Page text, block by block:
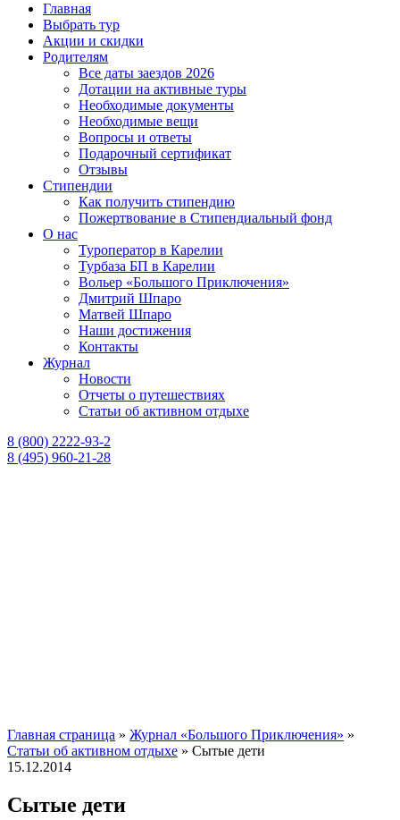
Главная
Выбрать тур
Акции и скидки
Родителям
Все даты заездов 2026
Дотации на активные туры
Необходимые документы
Необходимые вещи
Вопросы и ответы
Подарочный сертификат
Отзывы
Стипендии
Как получить стипендию
Пожертвование в Стипендиальный фонд
О нас
Туроператор в Карелии
Турбаза БП в Карелии
Вольер «Большого Приключения»
Дмитрий Шпаро
Матвей Шпаро
Наши достижения
Контакты
Журнал
Новости
Отчеты о путешествиях
Статьи об активном отдыхе
8 (800) 2222-93-2
8 (495) 960-21-28
Главная страница » Журнал «Большого Приключения» »
Статьи об активном отдыхе » Сытые дети
15.12.2014
Сытые дети